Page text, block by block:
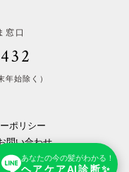
あなたの今の髪がわかる！
ヘアケアAI診断✨
窓口
始除く）
ポリシー
問い合わせ
Reserved.